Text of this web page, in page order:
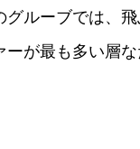
ルーブでは、
が最も多い層